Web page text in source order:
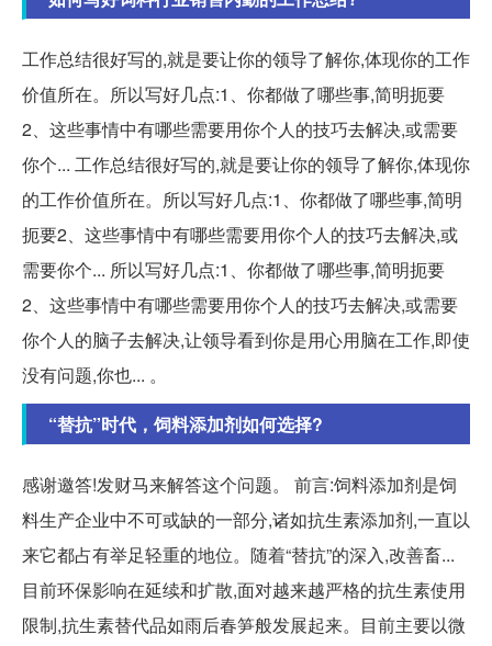
工作总结很好写的,就是要让你的领导了解你,体现你的工作
价值所在。所以写好几点:1、你都做了哪些事,简明扼要
2、这些事情中有哪些需要用你个人的技巧去解决,或需要
你个... 工作总结很好写的,就是要让你的领导了解你,体现你
的工作价值所在。所以写好几点:1、你都做了哪些事,简明
扼要2、这些事情中有哪些需要用你个人的技巧去解决,或
需要你个... 所以写好几点:1、你都做了哪些事,简明扼要
2、这些事情中有哪些需要用你个人的技巧去解决,或需要
你个人的脑子去解决,让领导看到你是用心用脑在工作,即使
没有问题,你也... 。
“替抗”时代，饲料添加剂如何选择?
感谢邀答!发财马来解答这个问题。 前言:饲料添加剂是饲
料生产企业中不可或缺的一部分,诸如抗生素添加剂,一直以
来它都占有举足轻重的地位。随着“替抗”的深入,改善畜...
目前环保影响在延续和扩散,面对越来越严格的抗生素使用
限制,抗生素替代品如雨后春笋般发展起来。目前主要以微